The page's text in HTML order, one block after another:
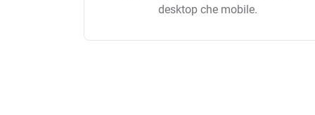
desktop che mobile.